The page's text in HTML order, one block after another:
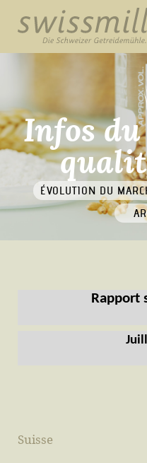
Infos
ÉVOLUTION DU
Rapport
Suisse